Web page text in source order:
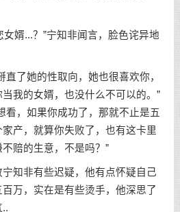
婿...？”宁知非闻言，脸色诧异地
直了她的性取向，她也很喜欢你，
我的女婿，也没什么不可以的。”
看，如果你成功了，那就不止是五
产，就算你失败了，也有这卡里
赔的生意，不是吗？”
知非有些迟疑，他有点怀疑自己
万，实在是有些烫手，他深思了
..